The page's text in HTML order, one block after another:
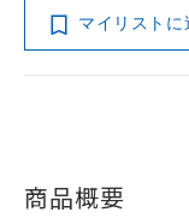
マイリストに
商品概要